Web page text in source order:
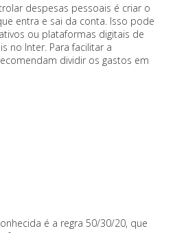
despesas pessoais é criar o
entra e sai da conta. Isso pode
ou plataformas digitais de
no Inter. Para facilitar a
dividir os gastos em
é a regra 50/30/20, que